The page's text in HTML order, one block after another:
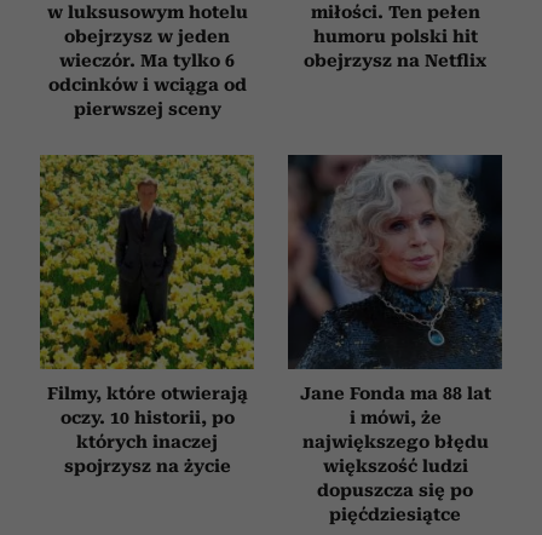
w luksusowym hotelu
obejrzysz w jeden
wieczór. Ma tylko 6
odcinków i wciąga od
pierwszej sceny
miłości. Ten pełen
humoru polski hit
obejrzysz na Netflix
Filmy, które otwierają
oczy. 10 historii, po
których inaczej
spojrzysz na życie
Jane Fonda ma 88 lat
i mówi, że
największego błędu
większość ludzi
dopuszcza się po
pięćdziesiątce